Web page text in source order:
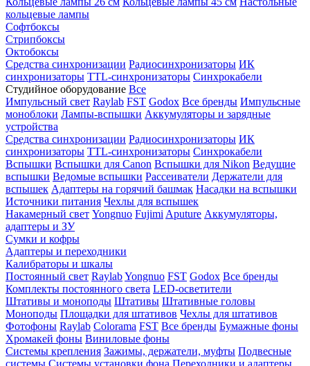
кольцевые лампы
Софтбоксы
Стрипбоксы
Октобоксы
Средства синхронизации Радиосинхронизаторы ИК
синхронизаторы TTL-синхронизаторы Синхрокабели
Студийное оборудование Все
Импульсный свет Raylab FST Godox Все бренды Импульсные
моноблоки Лампы-вспышки Аккумуляторы и зарядные
устройства
Средства синхронизации Радиосинхронизаторы ИК
синхронизаторы TTL-синхронизаторы Синхрокабели
Вспышки Вспышки для Canon Вспышки для Nikon Ведущие
вспышки Ведомые вспышки Рассеиватели Держатели для
вспышек Адаптеры на горячий башмак Насадки на вспышки
Источники питания Чехлы для вспышек
Накамерный свет Yongnuo Fujimi Aputure Аккумуляторы,
адаптеры и ЗУ
Сумки и кофры
Адаптеры и переходники
Калибраторы и шкалы
Постоянный свет RaylabYongnuo FST Godox Все бренды
Комплекты постоянного света LED-осветители
Штативы и моноподы Штативы Штативные головы
Моноподы Площадки для штативов Чехлы для штативов
Фотофоны Raylab Colorama FST Все бренды Бумажные фоны
Хромакей фоны Виниловые фоны
Системы крепления Зажимы, держатели, муфты Подвесные
системы Системы установки фона Переходники и адаптеры